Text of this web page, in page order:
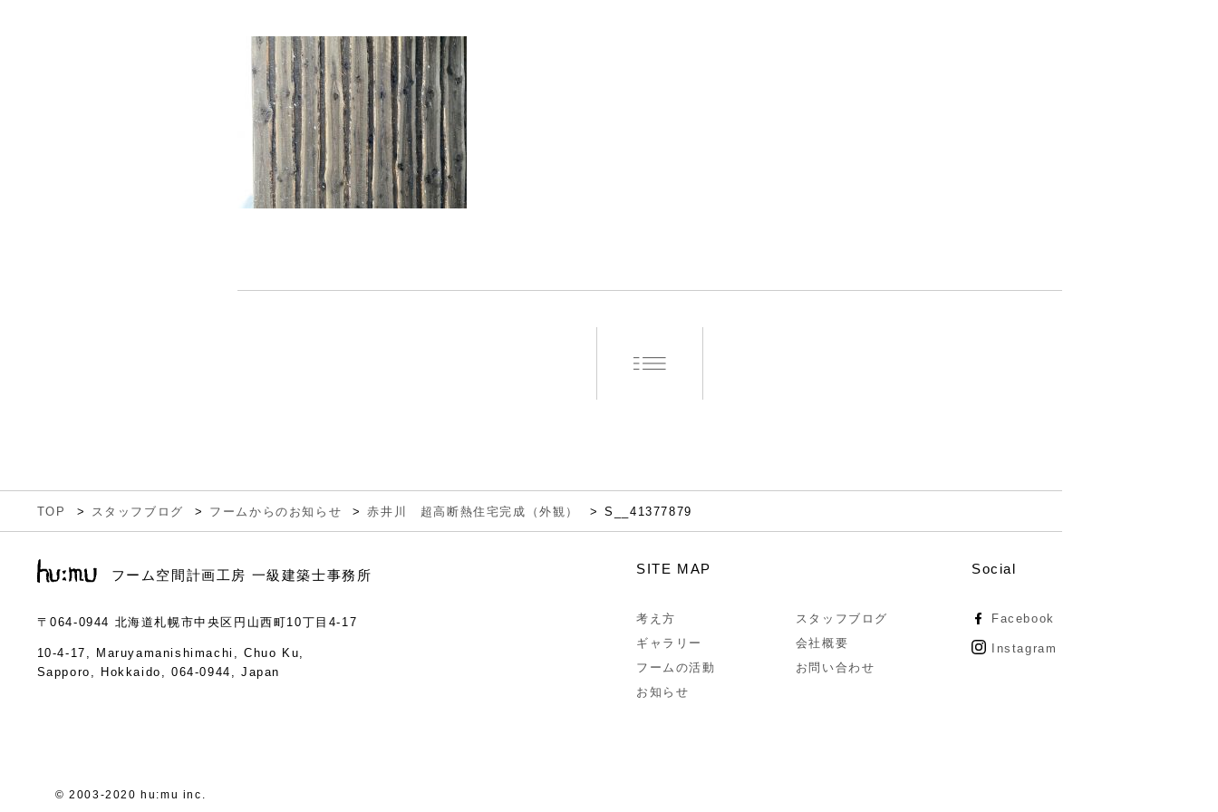
TOP スタッフブログ フームからのお知らせ 赤井川 超高断熱住宅完成（外観） S__41377879
フーム空間計画工房 一級建築士事務所
〒064-0944 北海道札幌市中央区円山西町10丁目4-17
10-4-17, Maruyamanishimachi, Chuo Ku,
Sapporo, Hokkaido, 064-0944, Japan
SITE MAP
考え方
ギャラリー
フームの活動
お知らせ
スタッフブログ
会社概要
お問い合わせ
Social
Facebook
Instagram
© 2003-2020 hu:mu inc.